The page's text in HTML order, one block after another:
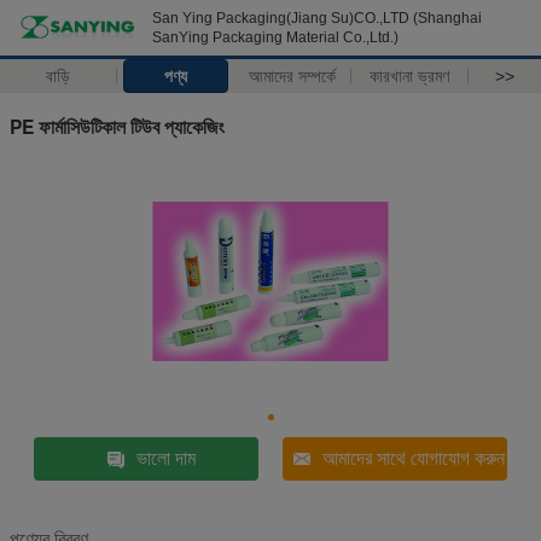
San Ying Packaging(Jiang Su)CO.,LTD (Shanghai
SanYing Packaging Material Co.,Ltd.)
বাড়ি পণ্য আমাদের সম্পর্কে কারখানা ভ্রমণ >>
PE ফার্মাসিউটিকাল টিউব প্যাকেজিং
ভালো দাম আমাদের সাথে যোগাযোগ করুন